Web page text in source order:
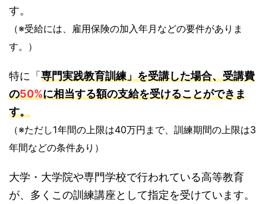
す。
（※受給には、雇用保険の加入年月などの要件がありま
す。）
特に「専門実践教育訓練」を受講した場合、受講費
の50%に相当する額の支給を受けることができま
す。
（※ただし1年間の上限は40万円まで、訓練期間の上限は3
年間などの条件あり）
大学・大学院や専門学校で行われている高等教育
が、多くこの訓練講座として指定を受けています。